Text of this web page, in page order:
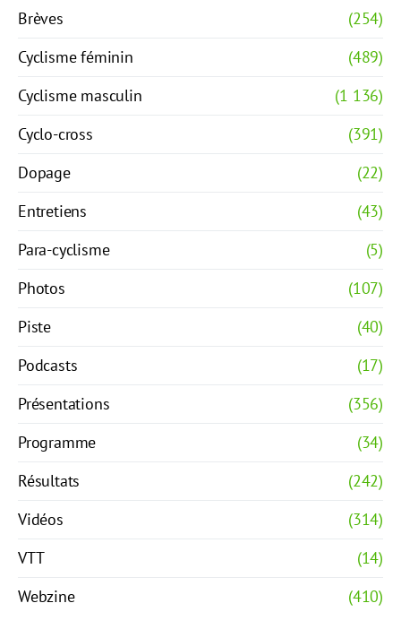
Brèves
(254)
Cyclisme féminin
(489)
Cyclisme masculin
(1 136)
Cyclo-cross
(391)
Dopage
(22)
Entretiens
(43)
Para-cyclisme
(5)
Photos
(107)
Piste
(40)
Podcasts
(17)
Présentations
(356)
Programme
(34)
Résultats
(242)
Vidéos
(314)
VTT
(14)
Webzine
(410)